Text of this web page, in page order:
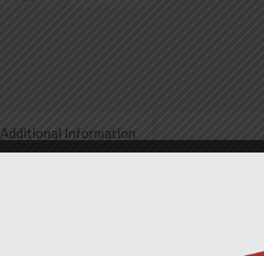
Additional Information